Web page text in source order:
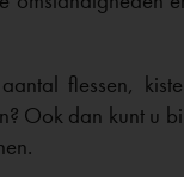
flessen,
Ook dan kunt u